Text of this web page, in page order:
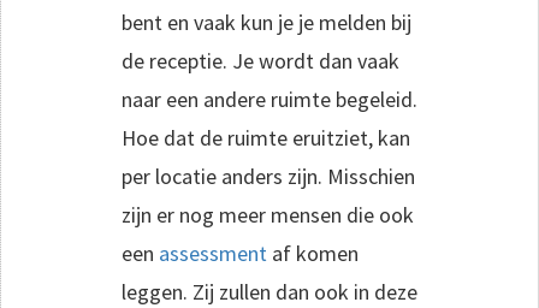
bent en vaak kun je je melden bij
de receptie. Je wordt dan vaak
naar een andere ruimte begeleid.
Hoe dat de ruimte eruitziet, kan
per locatie anders zijn. Misschien
zijn er nog meer mensen die ook
een assessment af komen
leggen. Zij zullen dan ook in deze